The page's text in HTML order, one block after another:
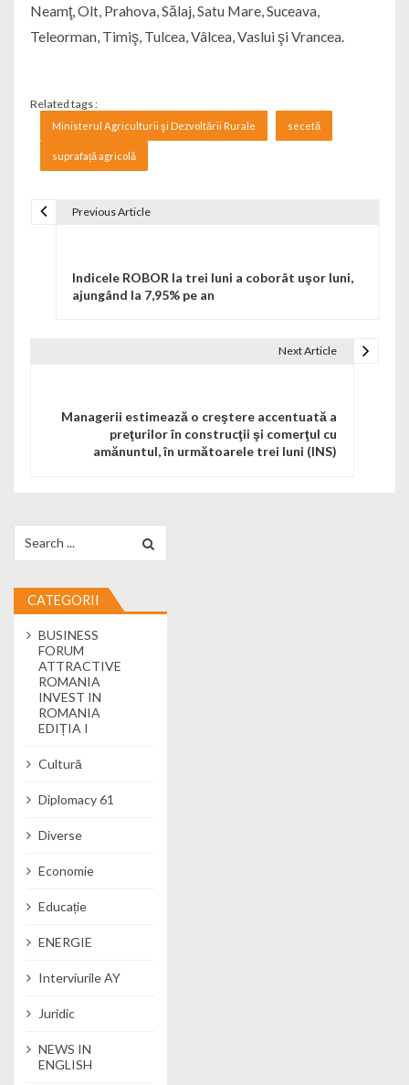
Neamţ, Olt, Prahova, Sălaj, Satu Mare, Suceava,
Teleorman, Timiş, Tulcea, Vâlcea, Vaslui şi Vrancea.
Related tags :
Ministerul Agriculturii şi Dezvoltării Rurale secetă
suprafață agricolă
Previous Article
Indicele ROBOR la trei luni a coborât uşor luni,
ajungând la 7,95% pe an
Next Article
Managerii estimează o creştere accentuată a
preţurilor în construcţii şi comerţul cu
amănuntul, în următoarele trei luni (INS)
CATEGORII
BUSINESS
FORUM
ATTRACTIVE
ROMANIA
INVEST IN
ROMANIA
EDIȚIA I
Cultură
Diplomacy 61
Diverse
Economie
Educație
ENERGIE
Interviurile AY
Juridic
NEWS IN
ENGLISH